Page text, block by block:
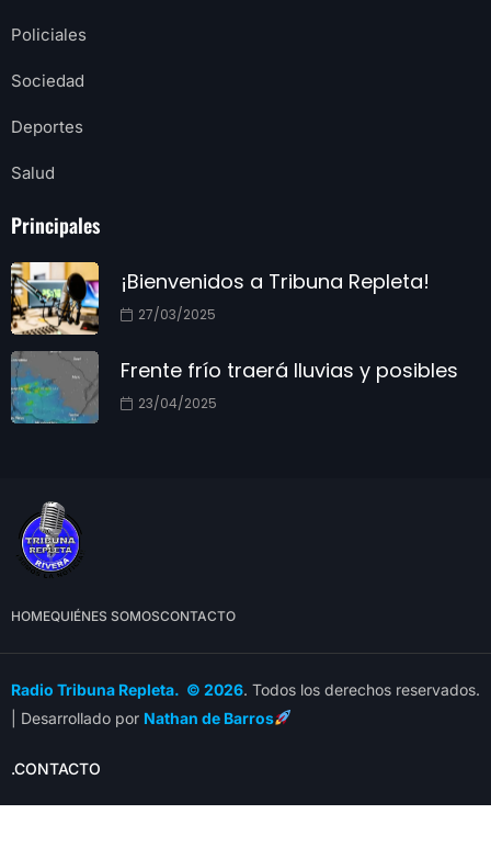
Policiales
Sociedad
Deportes
Salud
Principales
¡Bienvenidos a Tribuna Repleta!
27/03/2025
Frente frío traerá lluvias y posibles
23/04/2025
HOMEQUIÉNES SOMOSCONTACTO
Radio Tribuna Repleta. © 2026. Todos los derechos reservados.
| Desarrollado por Nathan de Barros
.CONTACTO